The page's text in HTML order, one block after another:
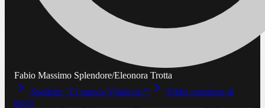
Fabio Massimo Splendore/Eleonora Trotta
Spalletti: "Ci manca Vlahovic?"
Yildiz comincia di
tacco